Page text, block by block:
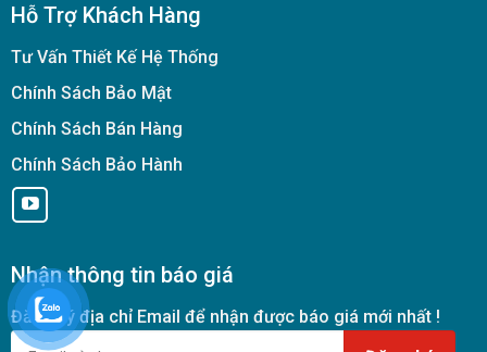
Hỗ Trợ Khách Hàng
Tư Vấn Thiết Kế Hệ Thống
Chính Sách Bảo Mật
Chính Sách Bán Hàng
Chính Sách Bảo Hành
Nhận thông tin báo giá
Đăng ký địa chỉ Email để nhận được báo giá mới nhất !